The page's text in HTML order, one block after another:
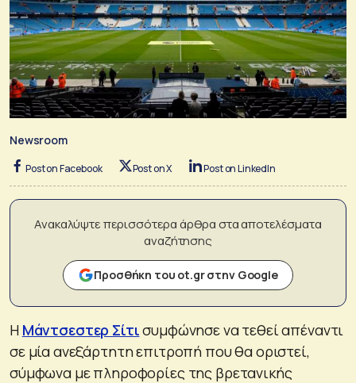
Newsroom
Post on Facebook Post on X Post on LinkedIn
Ανακαλύψτε περισσότερα άρθρα στα αποτελέσματα
αναζήτησης
Προσθήκη του ot.gr στην Google
Η Μάντσεστερ Σίτισυμφώνησε να τεθεί απέναντι
σε μία ανεξάρτητη επιτροπή που θα οριστεί,
σύμφωνα με πληροφορίες της βρετανικής